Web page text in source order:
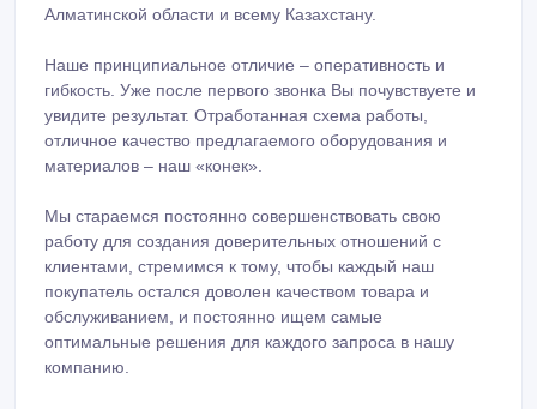
Алматинской области и всему Казахстану.
Наше принципиальное отличие – оперативность и
гибкость. Уже после первого звонка Вы почувствуете и
увидите результат. Отработанная схема работы,
отличное качество предлагаемого оборудования и
материалов – наш «конек».
Мы стараемся постоянно совершенствовать свою
работу для создания доверительных отношений с
клиентами, стремимся к тому, чтобы каждый наш
покупатель остался доволен качеством товара и
обслуживанием, и постоянно ищем самые
оптимальные решения для каждого запроса в нашу
компанию.